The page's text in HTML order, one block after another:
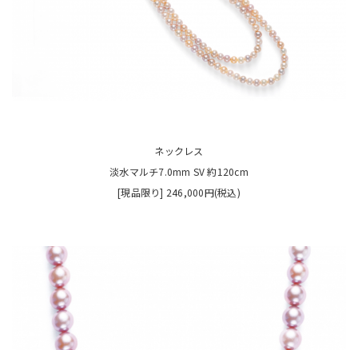
ネックレス
淡水マルチ7.0mm SV 約120cm
[現品限り] 246,000円(税込)